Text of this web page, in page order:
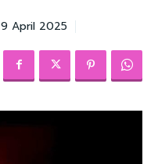
9 April 2025